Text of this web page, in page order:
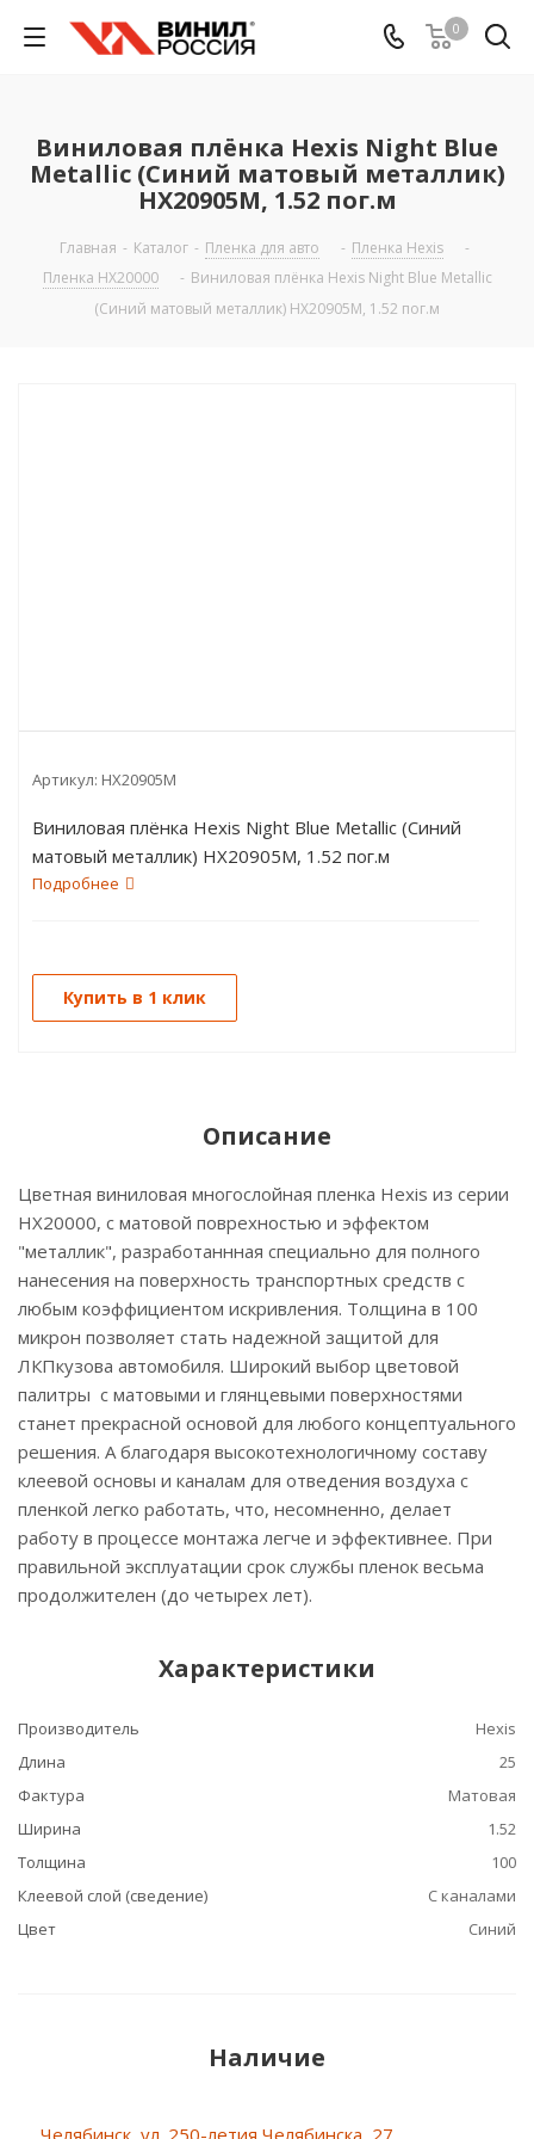
0
Виниловая плёнка Hexis Night Blue
Metallic (Синий матовый металлик)
HX20905M, 1.52 пог.м
Главная - Каталог - Пленка для авто - Пленка Hexis
-
Пленка HX20000
- Виниловая плёнка Hexis Night Blue Metallic
(Синий матовый металлик) HX20905M, 1.52 пог.м
Артикул: HX20905M
Виниловая плёнка Hexis Night Blue Metallic (Синий
матовый металлик) HX20905M, 1.52 пог.м
Подробнее
Купить в 1 клик
Описание
Цветная виниловая многослойная пленка Hexis из серии
НХ20000, с матовой поврехностью и эффектом
"металлик", разработаннная специально для полного
нанесения на поверхность транспортных средств с
любым коэффициентом искривления. Толщина в 100
микрон позволяет стать надежной защитой для
ЛКПкузова автомобиля. Широкий выбор цветовой
палитры с матовыми и глянцевыми поверхностями
станет прекрасной основой для любого концептуального
решения. А благодаря высокотехнологичному составу
клеевой основы и каналам для отведения воздуха с
пленкой легко работать, что, несомненно, делает
работу в процессе монтажа легче и эффективнее. При
правильной эксплуатации срок службы пленок весьма
продолжителен (до четырех лет).
Характеристики
Производитель
Hexis
Длина
25
Фактура
Матовая
Ширина
1.52
Толщина
100
Клеевой слой (сведение)
С каналами
Цвет
Синий
Наличие
Челябинск, ул. 250-летия Челябинска, 27